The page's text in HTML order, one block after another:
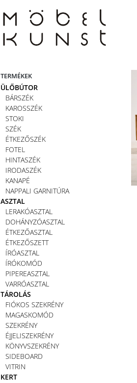
TERMÉKEK
ÜLŐBÚTOR
BÁRSZÉK
KAROSSZÉK
STOKI
SZÉK
ÉTKEZŐSZÉK
FOTEL
HINTASZÉK
IRODASZÉK
KANAPÉ
NAPPALI GARNITÚRA
ASZTAL
LERAKÓASZTAL
DOHÁNYZÓASZTAL
ÉTKEZŐASZTAL
ÉTKEZŐSZETT
ÍRÓASZTAL
ÍRÓKOMÓD
PIPEREASZTAL
VARRÓASZTAL
TÁROLÁS
FIÓKOS SZEKRÉNY
MAGASKOMÓD
SZEKRÉNY
ÉJJELISZEKRÉNY
KÖNYVSZEKRÉNY
SIDEBOARD
VITRIN
KERT